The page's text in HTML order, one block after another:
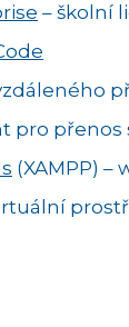
– školní
pro přenos
(XAMPP)